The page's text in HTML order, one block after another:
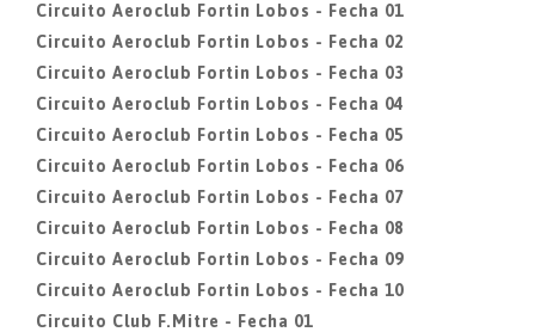
Circuito Aeroclub Fortin Lobos - Fecha 01
Circuito Aeroclub Fortin Lobos - Fecha 02
Circuito Aeroclub Fortin Lobos - Fecha 03
Circuito Aeroclub Fortin Lobos - Fecha 04
Circuito Aeroclub Fortin Lobos - Fecha 05
Circuito Aeroclub Fortin Lobos - Fecha 06
Circuito Aeroclub Fortin Lobos - Fecha 07
Circuito Aeroclub Fortin Lobos - Fecha 08
Circuito Aeroclub Fortin Lobos - Fecha 09
Circuito Aeroclub Fortin Lobos - Fecha 10
Circuito Club F.Mitre - Fecha 01